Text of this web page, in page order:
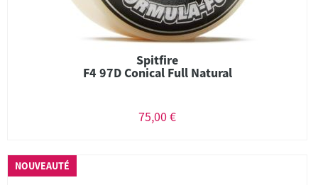
Spitfire
F4 97D Conical Full Natural
75,00 €
NOUVEAUTÉ